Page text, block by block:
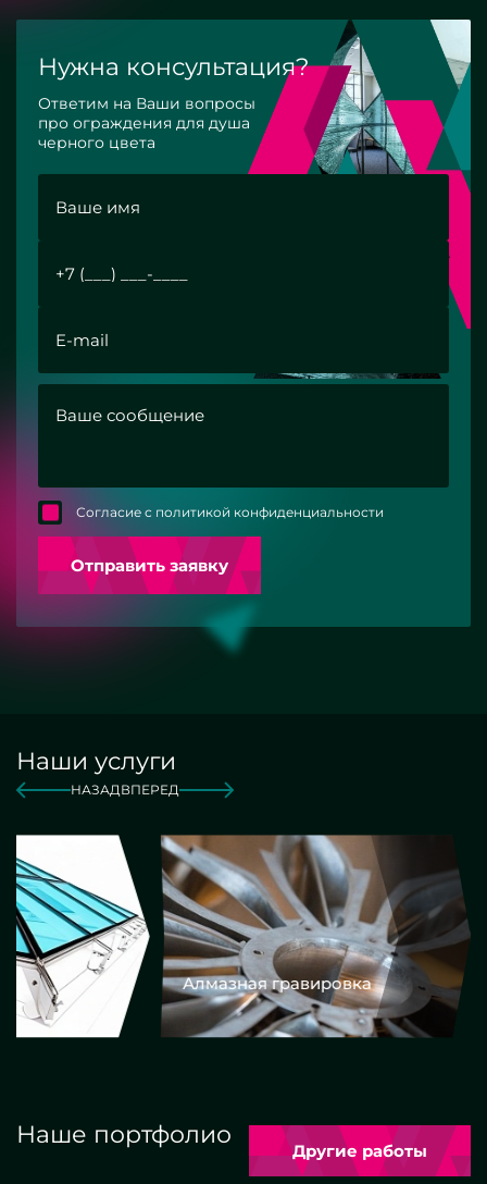
Нужна консультация?
Ответим на Ваши вопросы
про ограждения для душа
черного цвета
Согласие с политикой конфиденциальности
Отправить заявку
Наши услуги
НАЗАДВПЕРЕД
Алмазная гравировка
Наше портфолио
Другие работы